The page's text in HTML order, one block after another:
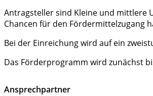
Antragsteller sind Kleine und mittlere
Chancen für den Fördermittelzugang
Bei der Einreichung wird auf ein
Das Förderprogramm wird zunächst
Ansprechpartner